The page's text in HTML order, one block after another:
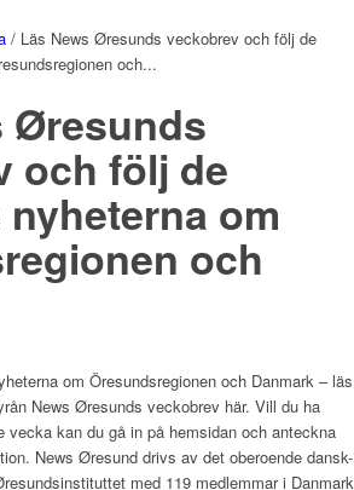
/ Läs News Øresunds veckobrev och följ de
och...
Øresunds
och följ de
om
och
om Öresundsregionen och Danmark – läs
News Øresunds veckobrev här. Vill du ha
vecka kan du gå in på hemsidan och anteckna
News Øresund drivs av det oberoende dansk-
med 119 medlemmar i Danmark